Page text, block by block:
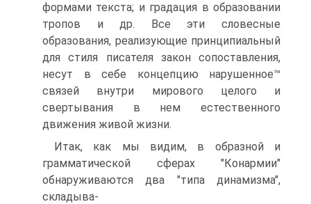
формами текста; и градация в образовании
тропов и др. Все эти словесные
образования, реализующие принципиальный
для стиля писателя закон сопоставления,
несут в себе концепцию нарушенное™
связей внутри мирового целого и
свертывания в нем естественного
движения живой жизни.
Итак, как мы видим, в образной и
грамматической сферах "Конармии"
обнаруживаются два "типа динамизма",
складыва-